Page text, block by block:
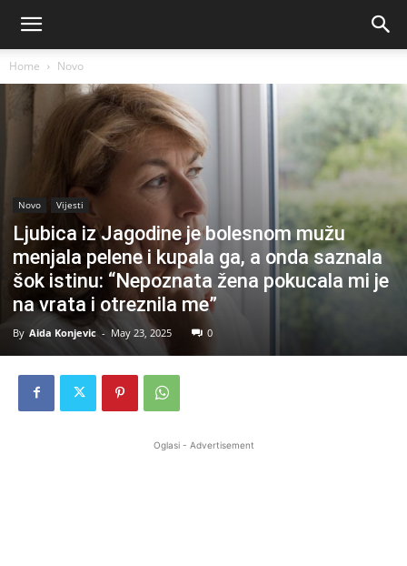
Home Novo
Novo Vijesti
Ljubica iz Jagodine je bolesnom mužu
menjala pelene i kupala ga, a onda saznala
šok istinu: “Nepoznata žena pokucala mi je
na vrata i otreznila me”
By Aida Konjevic - May 23, 2025 0
Oglasi - Advertisement